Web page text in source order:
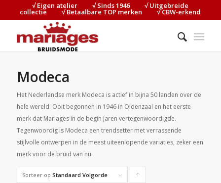
√ Eigen atelier⠀⠀⠀√ Sinds 1946⠀⠀⠀√ Uitgebreide
collectie⠀⠀⠀√ Betaalbare TOP merken⠀⠀⠀√ CBW-erkend
Modeca
Het Nederlandse merk Modeca is actief in bijna 50 landen over de
hele wereld. Ooit begonnen in 1946 in Oldenzaal en het eerste
merk dat Mariages in de begin jaren vertegenwoordigde.
Tegenwoordig is Modeca een trendsetter met verrassende
stijlvolle ontwerpen in de meest uiteenlopende variaties, zeker een
merk voor de bruid van nu.
Sorteer op Standaard Volgorde